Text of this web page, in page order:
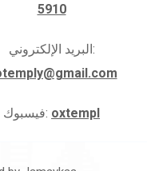
5910
البريد الإلكتروني:
فيسبوك: oxtempl